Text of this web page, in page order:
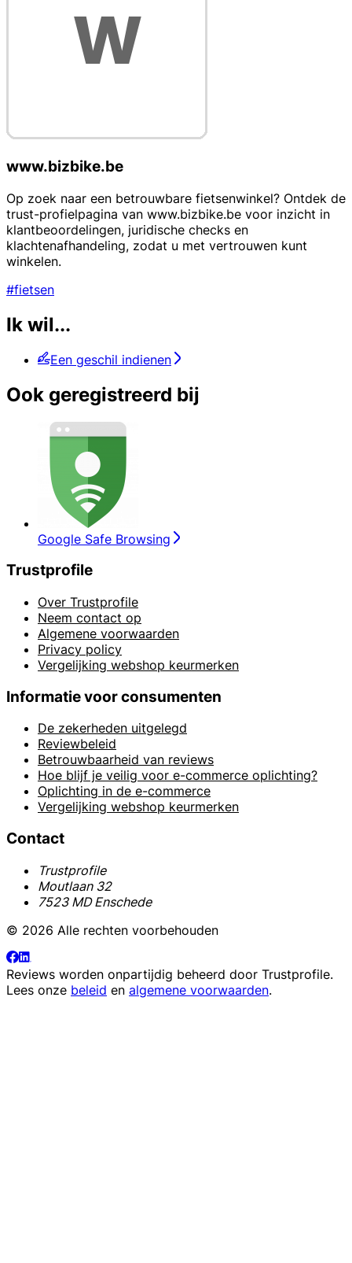
www.bizbike.be
Op zoek naar een betrouwbare fietsenwinkel? Ontdek de
trust-profielpagina van www.bizbike.be voor inzicht in
klantbeoordelingen, juridische checks en
klachtenafhandeling, zodat u met vertrouwen kunt
winkelen.
#fietsen
Ik wil...
Een geschil indienen
Ook geregistreerd bij
Google Safe Browsing
Trustprofile
Over Trustprofile
Neem contact op
Algemene voorwaarden
Privacy policy
Vergelijking webshop keurmerken
Informatie voor consumenten
De zekerheden uitgelegd
Reviewbeleid
Betrouwbaarheid van reviews
Hoe blijf je veilig voor e-commerce oplichting?
Oplichting in de e-commerce
Vergelijking webshop keurmerken
Contact
Trustprofile
Moutlaan 32
7523 MD Enschede
© 2026 Alle rechten voorbehouden
Reviews worden onpartijdig beheerd door Trustprofile.
Lees onze beleid en algemene voorwaarden.